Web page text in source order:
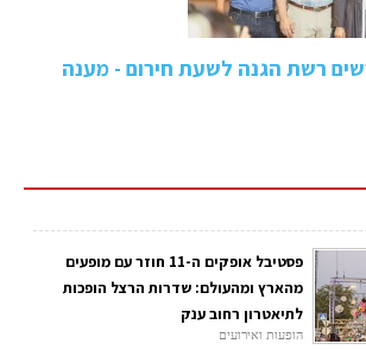
רשת הגנה לשעת חירום - מענה
פסטיבל אופקים ה-11 חוזר עם מופעים
מהארץ ומהעולם: שדרות הרצל הופכות
לתיאטרון רחוב ענק
הופעות ואירועים